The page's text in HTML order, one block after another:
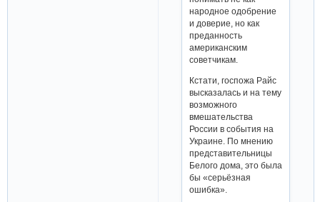
народное одобрение
и доверие, но как
преданность
американским
советчикам.
Кстати, госпожа Райс
высказалась и на тему
возможного
вмешательства
России в события на
Украине. По мнению
представительницы
Белого дома, это была
бы «серьёзная
ошибка».